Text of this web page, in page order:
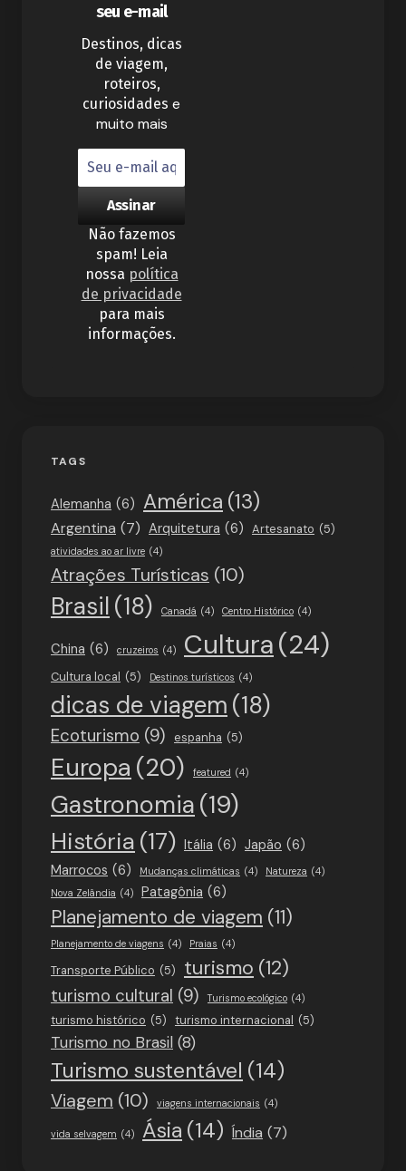
seu e-mail
Destinos, dicas
de viagem,
roteiros,
curiosidades e
muito mais
Não fazemos
spam! Leia
nossa política
de privacidade
para mais
informações.
TAGS
Alemanha (6) América (13)
Argentina (7) Arquitetura (6) Artesanato (5)
atividades ao ar livre (4)
Atrações Turísticas (10)
Brasil (18) Canadá (4) Centro Histórico (4)
China (6) cruzeiros (4) Cultura(24)
Cultura local (5) Destinos turísticos (4)
dicas de viagem (18)
Ecoturismo (9) espanha (5)
Europa (20) featured (4)
Gastronomia (19)
História (17) Itália (6) Japão (6)
Marrocos (6) Mudanças climáticas (4) Natureza (4)
Nova Zelândia (4) Patagônia (6)
Planejamento de viagem (11)
Planejamento de viagens (4) Praias (4)
Transporte Público (5) turismo (12)
turismo cultural (9) Turismo ecológico (4)
turismo histórico (5) turismo internacional (5)
Turismo no Brasil (8)
Turismo sustentável (14)
Viagem (10) viagens internacionais (4)
vida selvagem (4) Ásia (14) Índia (7)